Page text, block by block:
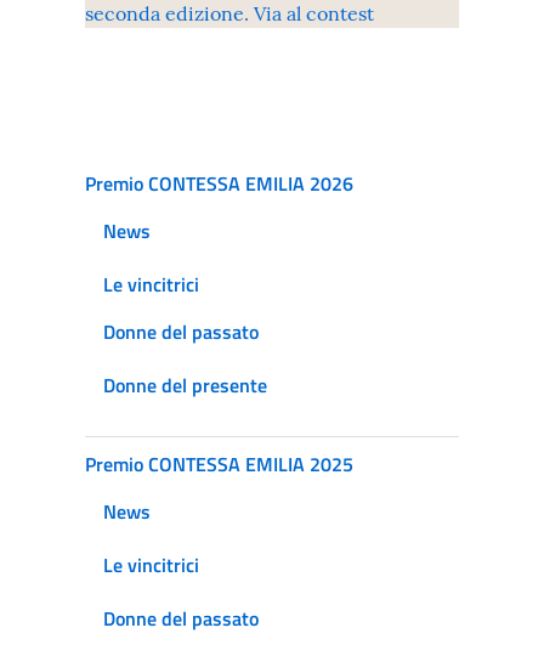
seconda edizione. Via al contest
Premio CONTESSA EMILIA 2026
News
Le vincitrici
Donne del passato
Donne del presente
Premio CONTESSA EMILIA 2025
News
Le vincitrici
Donne del passato